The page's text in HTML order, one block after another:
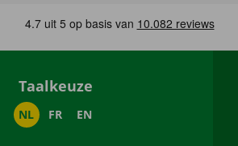
Taalkeuze
NL FR EN